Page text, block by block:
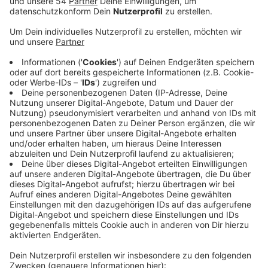
Der dritte bei uns ist seit heute genehmigt und
befindet sich am Rheydter Hauptbahnhof. Initiator des
neuen Gabenzauns ist das Bündnis für Menschenwürde
und Arbeit in Rheydt. Genutzt wird der Zaun am
Parkplatz der Radstation. Um die aktuell geltenden
Sicherheitsmaßnahmen einzuhalten wird er von
Mitarbeitern der Radstation beaufsichtigt und es
werden Hinweisschilder angebracht, so das Bündnis.
Bereits heute Nachmittag soll die Möglichkeit
bestehen Lebensmittel und Sachspenden am Zaun zu
befestigen, heißt es weiter. Weitere Gabenzäune in
unserer Stadt stehen bereits am Platz der Republik
hinter dem Mönchengladbacher Hauptbahnhof sowie
an der Citykirche in Gladbach. Außerdem kann man
auch beim SKM Rheydt Lebensmittelspenden
abgeben.